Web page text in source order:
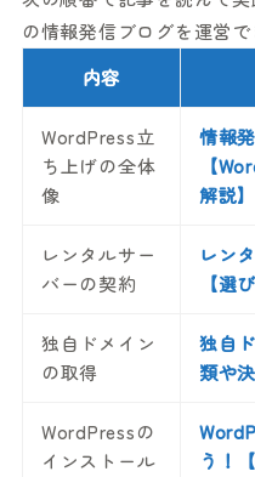
の情報発信ブログを運営
内容
WordPress立
ち上げの全体
像
情報
【
解説】
レンタルサー
バーの契約
レン
【選
独自ドメイン
の取得
独自
類や
WordPressの
インストール
う！